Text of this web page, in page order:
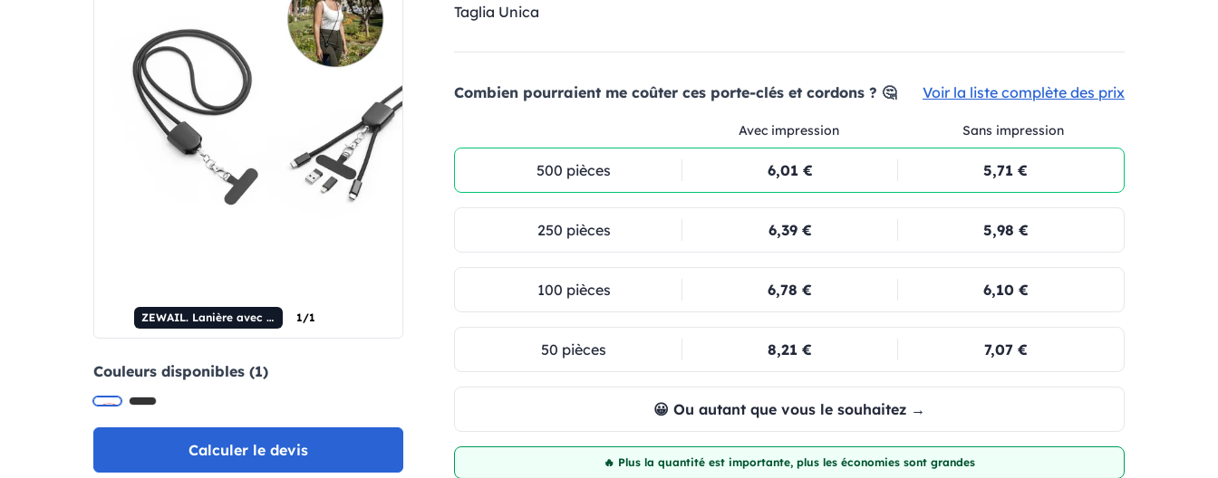
ZEWAIL. Lanière avec support pour smartphone, câble USB-C et divers adaptateurs fabriqués à partir d'ABS et de TPE recyclés. 1/1
Couleurs disponibles (1)
Calculer le devis
Taglia Unica
Combien pourraient me coûter ces porte-clés et cordons ? 🤔 Voir la liste complète des prix
Avec impression Sans impression
500 pièces 6,01 € 5,71 €
250 pièces 6,39 € 5,98 €
100 pièces 6,78 € 6,10 €
50 pièces 8,21 € 7,07 €
😀 Ou autant que vous le souhaitez →
🔥 Plus la quantité est importante, plus les économies sont grandes